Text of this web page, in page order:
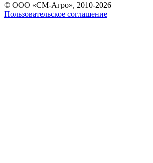
© ООО «СМ-Агро», 2010-2026
Пользовательское соглашение